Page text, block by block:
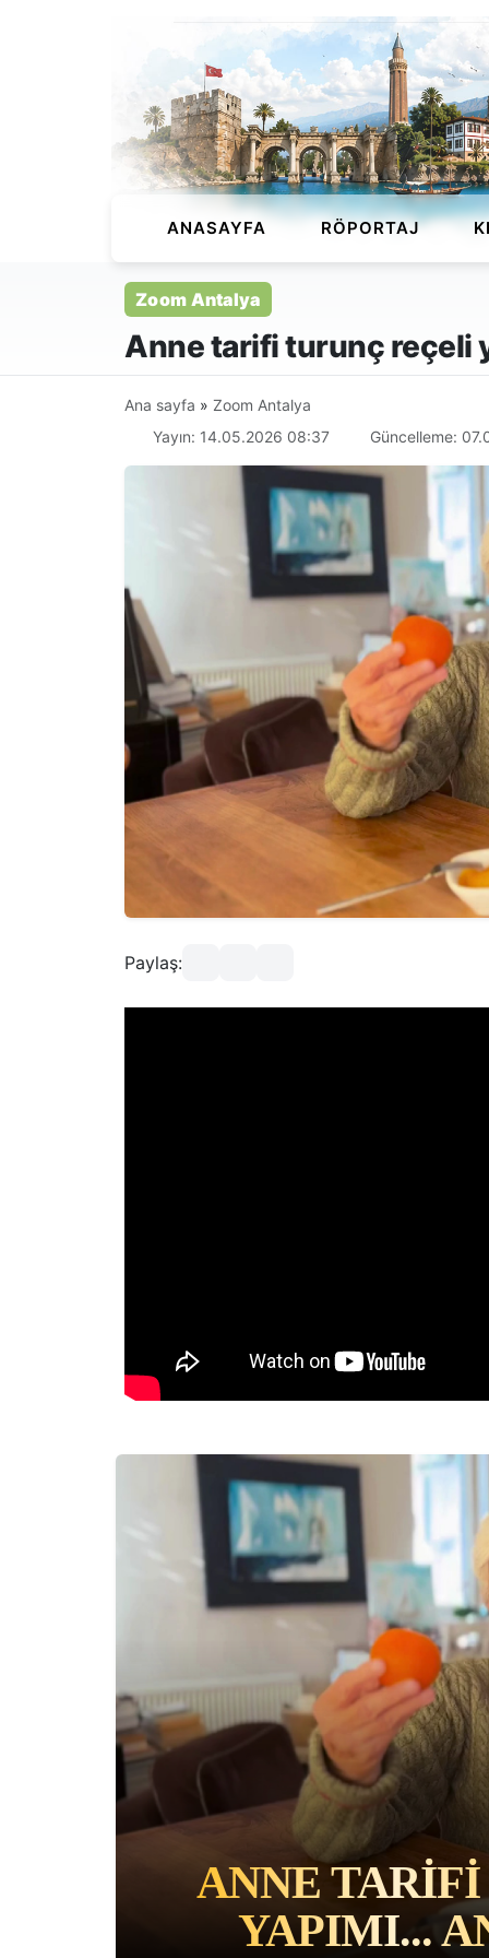
ANASAYFA RÖPORTAJ
Zoom Antalya
Anne tarifi turunç reçeli
Ana sayfa » Zoom Antalya
Yayın: 14.05.2026 08:37
Güncelleme:
Paylaş:
ANNE
YAPIMI...